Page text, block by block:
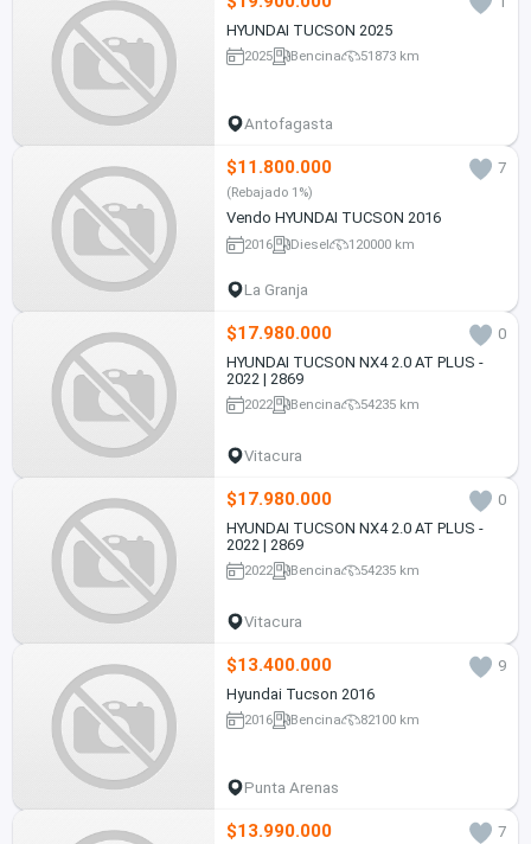
HYUNDAI TUCSON 2025
2025 Bencina 51873 km
Antofagasta
$11.800.000 7
(Rebajado 1%)
Vendo HYUNDAI TUCSON 2016
2016 Diesel 120000 km
La Granja
$17.980.000
0
HYUNDAI TUCSON NX4 2.0 AT PLUS -
2022 | 2869
2022 Bencina 54235 km
Vitacura
$17.980.000
0
HYUNDAI TUCSON NX4 2.0 AT PLUS -
2022 | 2869
2022 Bencina 54235 km
Vitacura
$13.400.000
9
Hyundai Tucson 2016
2016 Bencina 82100 km
Punta Arenas
$13.990.000
7